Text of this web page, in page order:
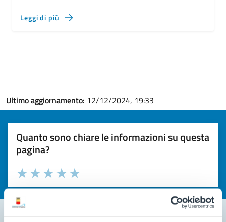
Leggi di più
Ultimo aggiornamento: 12/12/2024, 19:33
Quanto sono chiare le informazioni su questa
pagina?
Valuta la chiarezza delle informazioni (da 1 a 5 stelle)
Seleziona il numero di stelle per valutare la chiarezza delle
Valuta 5 stelle su 5
Valuta 4 stelle su 5
Valuta 3 stelle su 5
Valuta 2 stelle su 5
Valuta 1 stelle su 5